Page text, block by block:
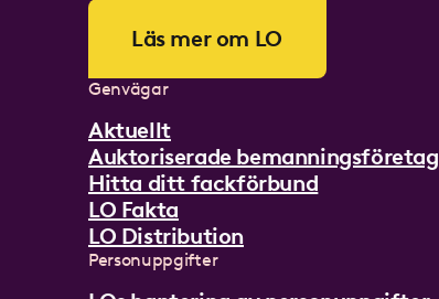
Läs mer om LO
Genvägar
Aktuellt
Auktoriserade bemanningsföretag
Hitta ditt fackförbund
LO Fakta
LO Distribution
Personuppgifter